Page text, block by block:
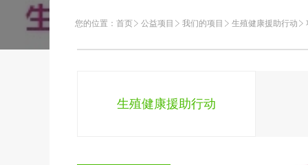
您的位置： 首页 公益项目 我们的项目 生殖健康援助行动
生殖健康援助行动